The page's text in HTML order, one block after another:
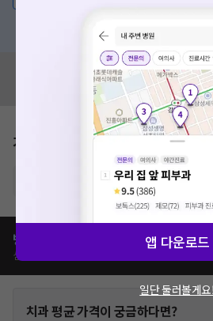
혹시 잘못된 병원정보가 있나요?
모두닥 팀에 알려주세요!
가격표
※ 해당병원의 비급여 가격표는 현재 준비중입
병원별 가격 비교하기
심평원가, 이벤트가, 모두닥 리뷰가 등
치과평균 가격이 궁금하다면?
앱 다운로드
일단 둘러볼게요!